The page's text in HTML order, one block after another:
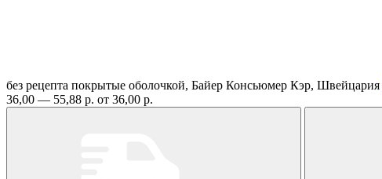
без рецепта покрытые оболочкой, Байер Консьюмер Кэр, Швейцария
36,00 — 55,88 р. от 36,00 р.